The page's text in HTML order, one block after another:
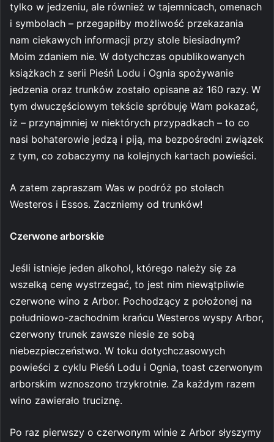
tylko w jedzeniu, ale również w tajemnicach, omenach
i symbolach – przegapiłby możliwość przekazania
nam ciekawych informacji przy stole biesiadnym?
Moim zdaniem nie. W dotychczas opublikowanych
książkach z serii Pieśń Lodu i Ognia spożywanie
jedzenia oraz trunków zostało opisane aż 160 razy. W
tym dwuczęściowym tekście spróbuję Wam pokazać,
iż – przynajmniej w niektórych przypadkach – to co
nasi bohaterowie jedzą i piją, ma bezpośredni związek
z tym, co zobaczymy na kolejnych kartach powieści.
A zatem zapraszam Was w podróż po stołach
Westeros i Essos. Zaczniemy od trunków!
Czerwone arborskie
Jeśli istnieje jeden alkohol, którego należy się za
wszelką cenę wystrzegać, to jest nim niewątpliwie
czerwone wino z Arbor. Pochodzący z położonej na
południowo-zachodnim krańcu Westeros wyspy Arbor,
czerwony trunek zawsze niesie ze sobą
niebezpieczeństwo. W toku dotychczasowych
powieści z cyklu Pieśń Lodu i Ognia, toast czerwonym
arborskim wznoszono trzykrotnie. Za każdym razem
wino zawierało truciznę.
Po raz pierwszy o czerwonym winie z Arbor słyszymy